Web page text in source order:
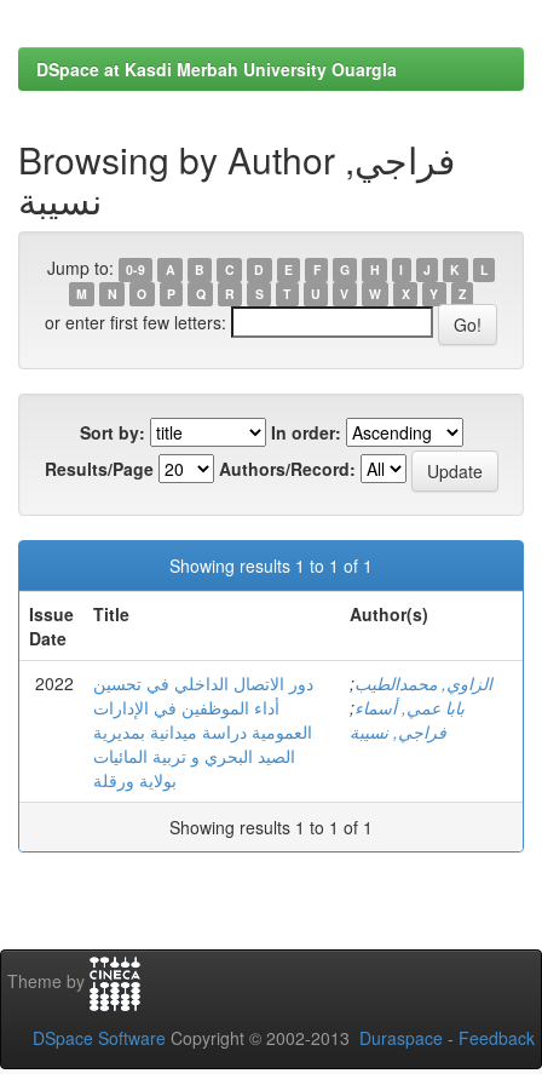
DSpace at Kasdi Merbah University Ouargla
Browsing by Author فراجي,
نسيبة
Jump to: 0-9 A B C D E F G H I J K
L
M
N O P Q R S T U V W X Y Z
or enter first few letters:
Sort by:
In order:
Results/Page
Authors/Record:
Showing results 1 to 1 of 1
Issue
Date
Title Author(s)
2022
دور الاتصال الداخلي في تحسين
أداء الموظفين في الإدارات
العمومية دراسة ميدانية بمديرية
الصيد البحري و تربية المائيات
بولاية ورقلة
الزاوي, محمدالطيب;
بابا عمي, أسماء;
فراجي, نسيبة
Showing results 1 to 1 of 1
Theme by
DSpace Software Copyright © 2002-2013 Duraspace - Feedback